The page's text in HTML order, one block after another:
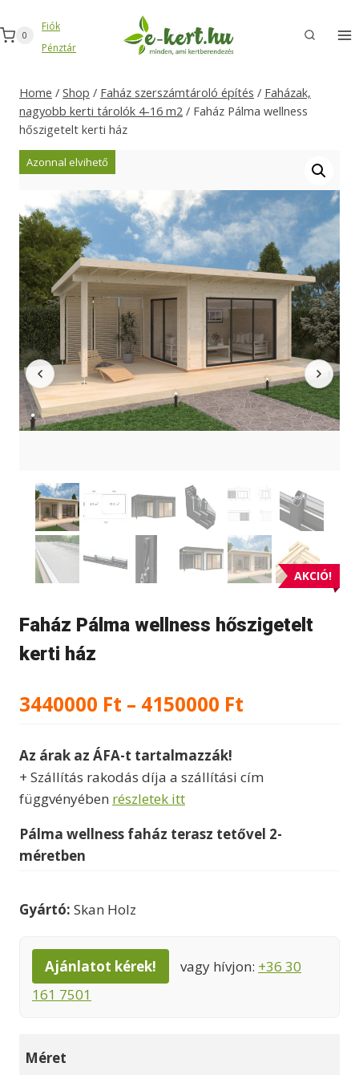
to
content
0
Fiók
Pénztár
Home / Shop / Faház szerszámtároló építés / Faházak,
nagyobb kerti tárolók 4-16 m2 / Faház Pálma wellness
hőszigetelt kerti ház
AKCIÓ!
Azonnal elvihető
Faház Pálma wellness hőszigetelt
kerti ház
3440000 Ft – 4150000 Ft
-
Az árak az ÁFA-t tartalmazzák!
+ Szállítás rakodás díja a szállítási cím
függvényében részletek itt
Pálma wellness faház terasz tetővel 2-
méretben
Gyártó: Skan Holz
Ajánlatot kérek! vagy hívjon: +36 30
161 7501
Méret